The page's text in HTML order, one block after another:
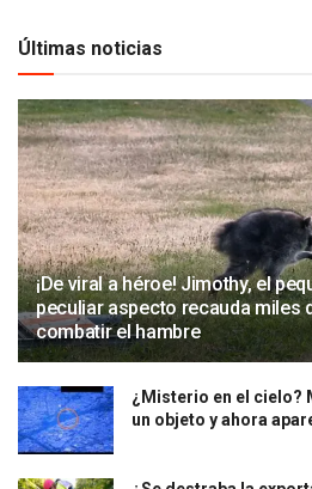
Últimas noticias
¡De viral a héroe! Jimothy, el
peculiar aspecto recauda miles
combatir el hambre
¿Misterio en el cielo?
un objeto y ahora